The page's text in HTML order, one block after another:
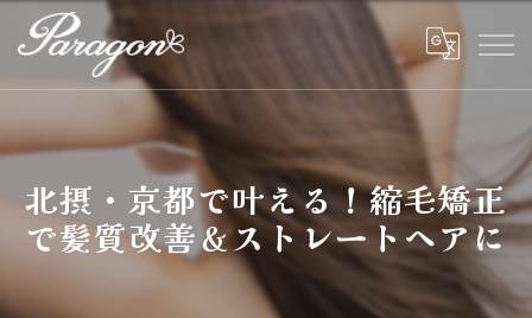
北摂・京都で叶える！縮毛矯正
で髪質改善＆ストレートヘアに